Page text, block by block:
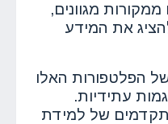
מגוונים,
את המידע
הפלטפורות האלו
עתידיות.
של למידת